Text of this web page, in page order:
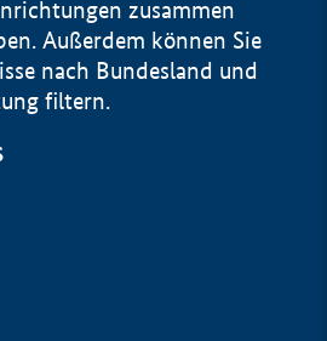
zusammen
Außerdem können Sie
nach Bundesland und
filtern.